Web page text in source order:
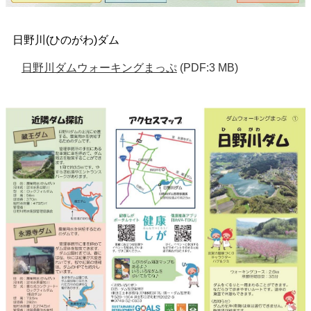
日野川(ひのがわ)ダム
日野川ダムウォーキングまっぷ (PDF:3 MB)